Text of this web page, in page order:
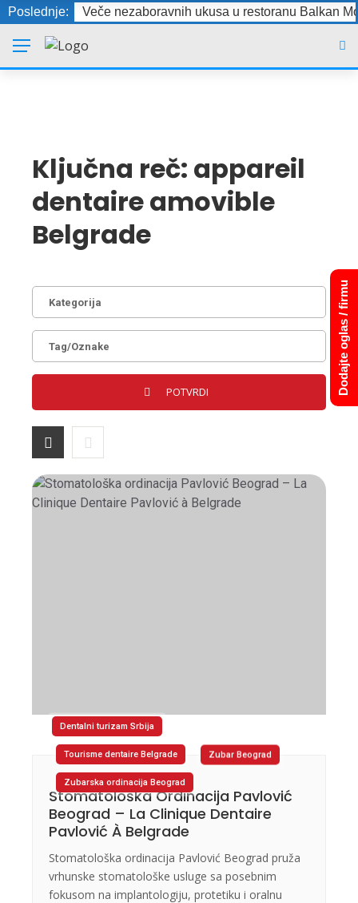
Poslednje: Veče nezaboravnih ukusa u restoranu Balkan
Ključna reč: appareil
dentaire amovible
Belgrade
Dentalni turizam Srbija
Tourisme dentaire Belgrade Zubar Beograd
Zubarska ordinacija Beograd
Stomatološka Ordinacija Pavlović
Beograd – La Clinique Dentaire
Pavlović À Belgrade
Stomatološka ordinacija Pavlović Beograd pruža
vrhunske stomatološke usluge sa posebnim
fokusom na implantologiju, protetiku i oralnu
Dodajte oglas / firmu